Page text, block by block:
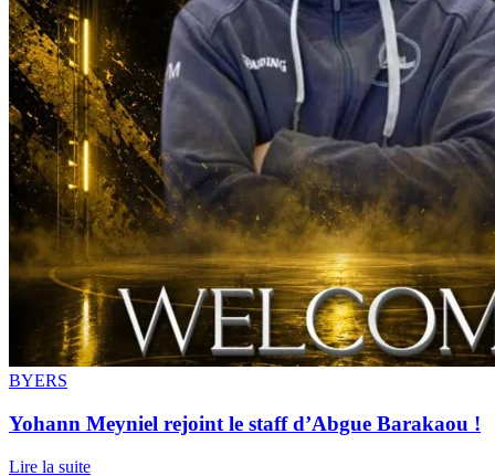
BYERS
Yohann Meyniel rejoint le staff d’Abgue Barakaou !
Lire la suite